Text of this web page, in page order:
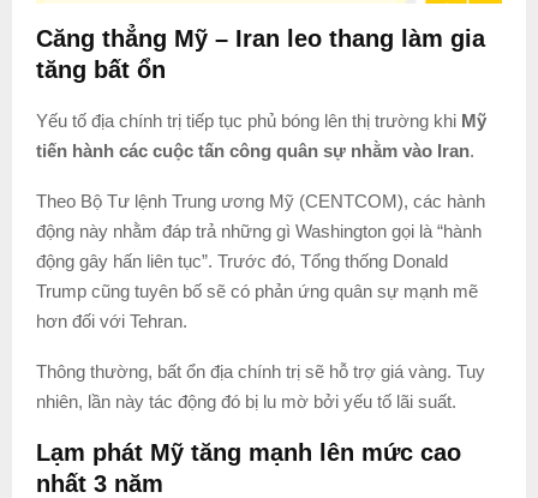
Căng thẳng Mỹ – Iran leo thang làm gia
tăng bất ổn
Yếu tố địa chính trị tiếp tục phủ bóng lên thị trường khi Mỹ
tiến hành các cuộc tấn công quân sự nhằm vào Iran.
Theo Bộ Tư lệnh Trung ương Mỹ (CENTCOM), các hành
động này nhằm đáp trả những gì Washington gọi là “hành
động gây hấn liên tục”. Trước đó, Tổng thống Donald
Trump cũng tuyên bố sẽ có phản ứng quân sự mạnh mẽ
hơn đối với Tehran.
Thông thường, bất ổn địa chính trị sẽ hỗ trợ giá vàng. Tuy
nhiên, lần này tác động đó bị lu mờ bởi yếu tố lãi suất.
Lạm phát Mỹ tăng mạnh lên mức cao
nhất 3 năm